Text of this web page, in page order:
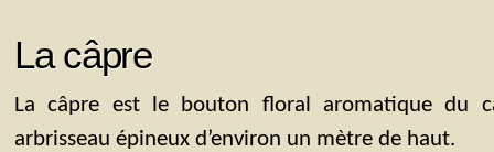
La câpre
La câpre est le bouton floral aromatique du
arbrisseau épineux d’environ un mètre de haut.